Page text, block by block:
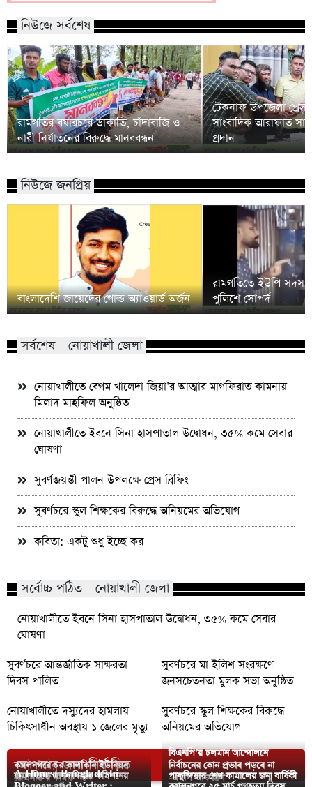
নিউজে সর্বশেষ
রামগতির বয়ারচরে ডাকাতি, চাঁদাবাজি ও
নারী নির্যাতনের বিরুদ্ধে মানববন্ধন
টেকনাফ উপজেলা
সাংবাদিক আরাফাত
প্রদান
নিউজে জনপ্রিয়
বাংলাদেশি জায়েদের গোল্ড অ্যাওয়ার্ড অর্জন
রামগতিতে ইউপি
পুলিশে সোপর্দ
সর্বশেষ - নোয়াখালী জেলা
নোয়াখালীতে বেগম খালেদা জিয়া’র আত্মার মাগফিরাত কামনায়
মিলাদ মাহফিল অনুষ্ঠিত
নোয়াখালীতে ইবনে সিনা হাসপাতাল উদ্বোধন, ৩৫% কমে সেবার
ঘোষণা
সুবর্ণজয়ন্তী পালন উপলক্ষে প্রেস ব্রিফিং
সুবর্ণচরে স্কুল শিক্ষকের বিরুদ্ধে অনিয়মের অভিযোগ
কবিতা: একটু শুধু ইচ্ছে কর
সর্বোচ্চ পঠিত - নোয়াখালী জেলা
নোয়াখালীতে ইবনে সিনা হাসপাতাল উদ্বোধন, ৩৫% কমে সেবার
ঘোষণা
সুবর্ণচরে আন্তর্জাতিক সাক্ষরতা
দিবস পালিত
সুবর্ণচরে মা ইলিশ সংরক্ষণে
জনসচেতনতা মুলক সভা অনুষ্ঠিত
নোয়াখালীতে দস্যুদের হামলায়
চিকিৎসাধীন অবস্থায় ১ জেলের মৃত্যু
সুবর্ণচরে স্কুল শিক্ষকের বিরুদ্ধে
অনিয়মের অভিযোগ
আপনার জন্য নির্বাচিত
কমলনগরে চর কালকিনি ইউনিয়ন
জেএসডি’র কমিটি গঠন
বিএনপি’র চলমান আন্দোলনে
নির্বাচনের কোন প্রভাব পড়বে না
-এমপি আফজাল
রামগতিতে মানবাধিকার কমিশনের
পাকুন্দিয়ায় শেখ কামালের জন্ম বার্ষিকী
A Honest Bangladeshi